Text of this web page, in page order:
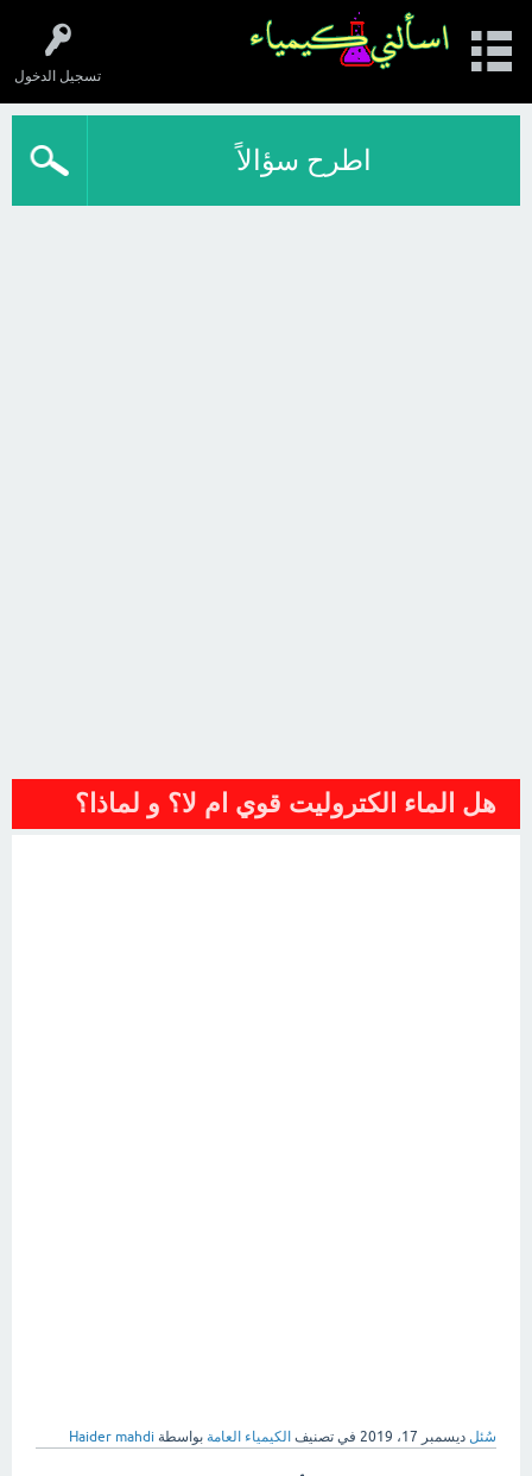
تسجيل الدخول
اطرح سؤالاً
هل الماء الكتروليت قوي ام لا؟ و لماذا؟
سُئل ديسمبر 17، 2019 في تصنيف الكيمياء العامة بواسطة Haider mahdi